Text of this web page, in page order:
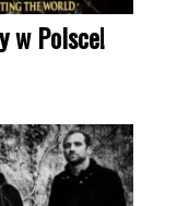
w Polsce!